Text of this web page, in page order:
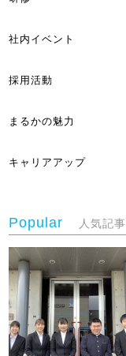
社内イベント
採用活動
まるかの魅力
キャリアアップ
Popular 人気記事